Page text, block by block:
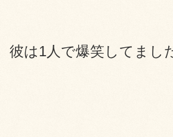
彼は1人で爆笑してまし